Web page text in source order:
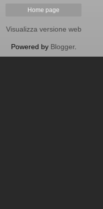
Home page
Visualizza versione web
Powered by Blogger.